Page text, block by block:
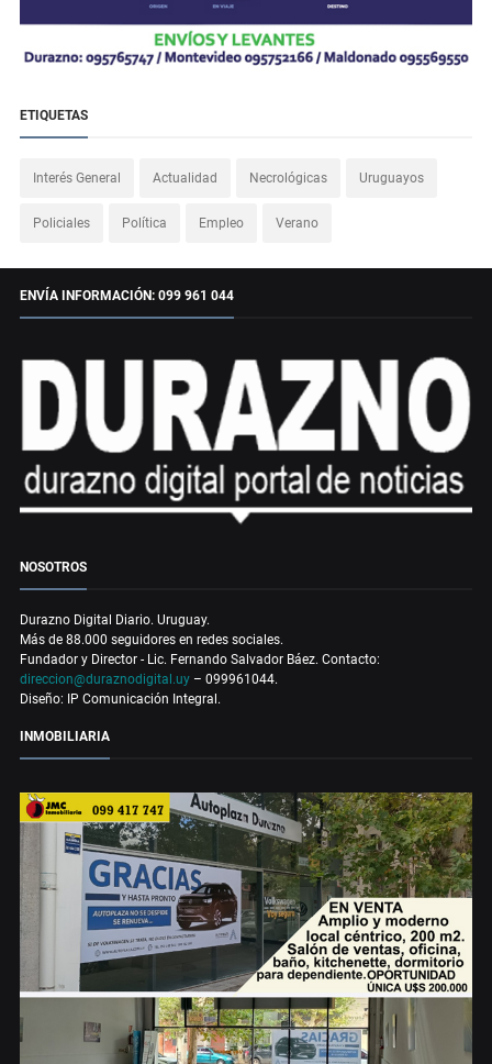
ETIQUETAS
Interés General Actualidad Necrológicas Uruguayos
Policiales Política Empleo Verano
ENVÍA INFORMACIÓN: 099 961 044
NOSOTROS
Durazno Digital Diario. Uruguay.
Más de 88.000 seguidores en redes sociales.
Fundador y Director - Lic. Fernando Salvador Báez. Contacto:
direccion@duraznodigital.uy – 099961044.
Diseño: IP Comunicación Integral.
INMOBILIARIA